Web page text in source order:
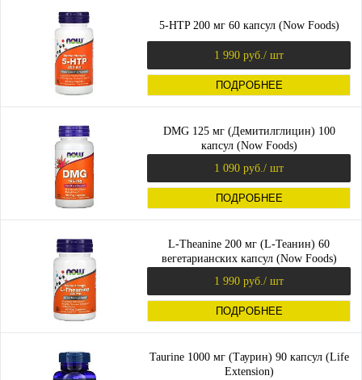
5-HTP 200 мг 60 капсул (Now Foods)
1 990 руб. / шт
ПОДРОБНЕЕ
DMG 125 мг (Демитилглицин) 100
капсул (Now Foods)
1 090 руб. / шт
ПОДРОБНЕЕ
L-Theanine 200 мг (L-Теанин) 60
вегетарианских капсул (Now Foods)
1 990 руб. / шт
ПОДРОБНЕЕ
Taurine 1000 мг (Таурин) 90 капсул (Life
Extension)